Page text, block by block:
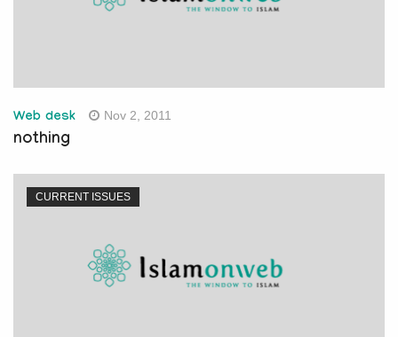
Web desk Nov 2, 2011
nothing
CURRENT ISSUES